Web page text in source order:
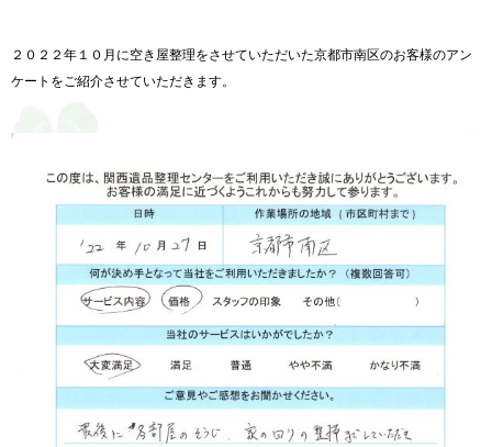
２０２２年１０月に空き屋整理をさせていただいた京都市南区のお客様のアン
ケートをご紹介させていただきます。